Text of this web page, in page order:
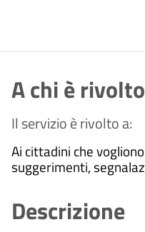
A chi è rivolto
Il servizio è rivolto a:
Ai cittadini che
suggerimenti,
Descrizione